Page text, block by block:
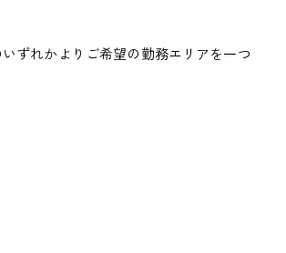
ずれかよりご希望の勤務エリアを一つ